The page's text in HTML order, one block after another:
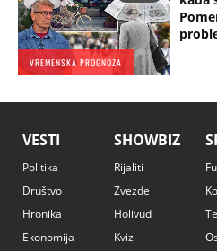
VREMENSKA PROGNOZA
VESTI
Politika
Društvo
Hronika
Ekonomija
SHOWBIZ
Rijaliti
Zvezde
Holivud
Kviz